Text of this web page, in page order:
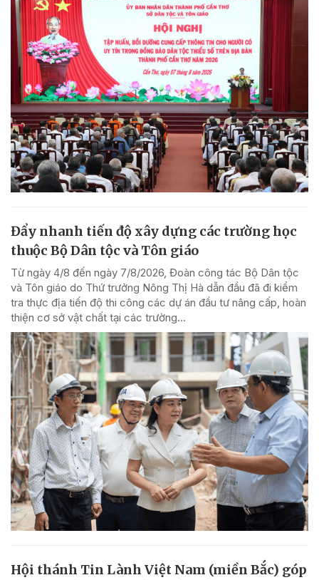
Đẩy nhanh tiến độ xây dựng các trường học
thuộc Bộ Dân tộc và Tôn giáo
Từ ngày 4/8 đến ngày 7/8/2026, Đoàn công tác Bộ Dân tộc
và Tôn giáo do Thứ trưởng Nông Thị Hà dẫn đầu đã đi kiểm
tra thực địa tiến độ thi công các dự án đầu tư nâng cấp, hoàn
thiện cơ sở vật chất tại các trường...
Hội thánh Tin Lành Việt Nam (miền Bắc) góp